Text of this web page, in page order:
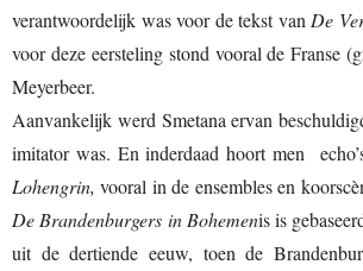
verantwoordelijk was voor de tekst van De
voor deze eersteling stond vooral de Franse
Meyerbeer.
Aanvankelijk werd Smetana ervan
imitator was. En inderdaad hoort men
Lohengrin, vooral in de ensembles en
De Brandenburgers in Bohemenis is
uit de dertiende eeuw, toen de